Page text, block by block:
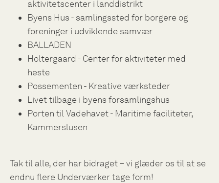
aktivitetscenter i landdistrikt
Byens Hus - samlingssted for borgere og
foreninger i udviklende samvær
BALLADEN
Holtergaard - Center for aktiviteter med
heste
Possementen - Kreative værksteder
Livet tilbage i byens forsamlingshus
Porten til Vadehavet - Maritime faciliteter,
Kammerslusen
Tak til alle, der har bidraget – vi glæder os til at se
endnu flere Underværker tage form!